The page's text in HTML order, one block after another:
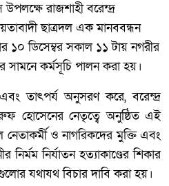
রাজশাহী বরেন্দ্র
ছাত্রদল এক মানববন্ধন
১০ ডিসেম্বর সকাল ১১ টায় নগরীর
সামনে কর্মসূচি পালন করা হয়।
তাৎপর্য অনুসরণ করে, বরেন্দ্র
হোসেনের নেতৃত্বে অনুষ্ঠিত এই
ও নাগরিকদের মুক্তি এবং
নির্যাতন হত্যাকাণ্ডের শিকার
যথাযথ বিচার দাবি করা হয়।